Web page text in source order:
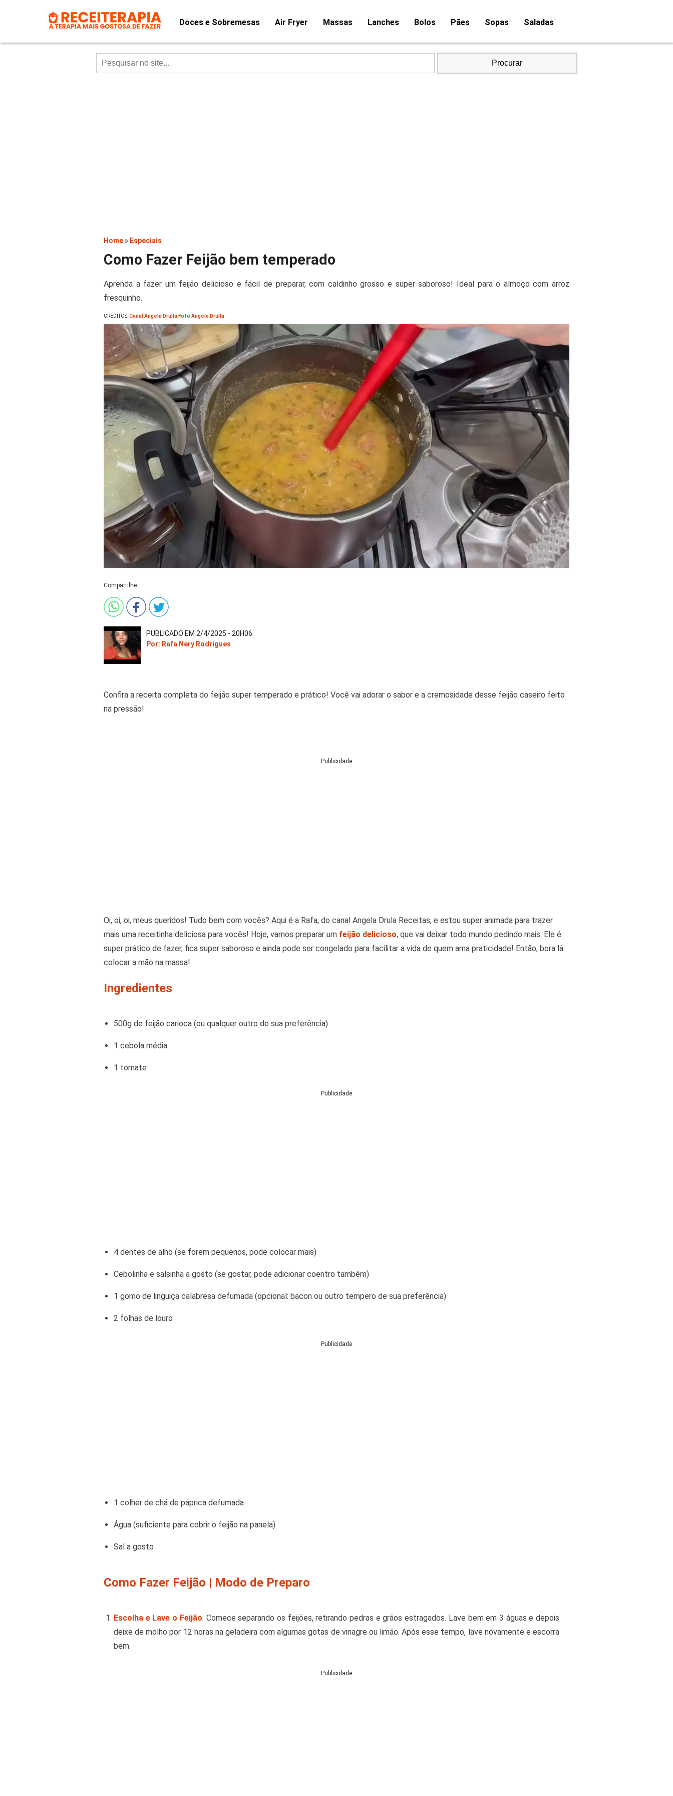
Doces e Sobremesas Air Fryer Massas Lanches Bolos Pães Sopas Saladas
Procurar
Home » Especiais
Como Fazer Feijão bem temperado
Aprenda a fazer um feijão delicioso e fácil de preparar, com caldinho grosso e super saboroso! Ideal para o almoço com arroz
fresquinho.
CRÉDITOS:Canal Angela Drulla Foto Angela Drulla
Compartilhe:
PUBLICADO EM 2/4/2025 - 20H06
Por: Rafa Nery Rodrigues
Confira a receita completa do feijão super temperado e prático! Você vai adorar o sabor e a cremosidade desse feijão caseiro feito
na pressão!
Publicidade
Oi, oi, oi, meus queridos! Tudo bem com vocês? Aqui é a Rafa, do canal Angela Drula Receitas, e estou super animada para trazer
mais uma receitinha deliciosa para vocês! Hoje, vamos preparar um feijão delicioso, que vai deixar todo mundo pedindo mais. Ele é
super prático de fazer, fica super saboroso e ainda pode ser congelado para facilitar a vida de quem ama praticidade! Então, bora lá
colocar a mão na massa!
Ingredientes
500g de feijão carioca (ou qualquer outro de sua preferência)
1 cebola média
1 tomate
Publicidade
4 dentes de alho (se forem pequenos, pode colocar mais)
Cebolinha e salsinha a gosto (se gostar, pode adicionar coentro também)
1 gomo de linguiça calabresa defumada (opcional: bacon ou outro tempero de sua preferência)
2 folhas de louro
Publicidade
1 colher de chá de páprica defumada
Água (suficiente para cobrir o feijão na panela)
Sal a gosto
Como Fazer Feijão | Modo de Preparo
Escolha e Lave o Feijão: Comece separando os feijões, retirando pedras e grãos estragados. Lave bem em 3 águas e depois
deixe de molho por 12 horas na geladeira com algumas gotas de vinagre ou limão. Após esse tempo, lave novamente e escorra
bem.
Publicidade